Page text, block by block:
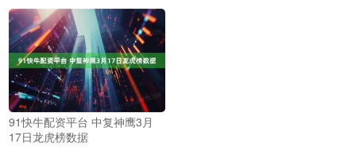
91快牛配资平台 中复神鹰3月
17日龙虎榜数据